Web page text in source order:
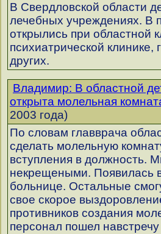
В Свердловской области
лечебных учреждениях. В
открылись при областной
психиатрической
других.
Владимир: В областной
открыта молельная
2003 года)
По словам главврача
сделать молельную
вступления в должность.
некрещеными. Появилась
больнице. Остальные
свое скорое
противников создания
персонал пошел навстречу